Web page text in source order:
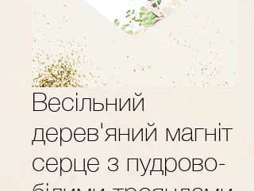
Весільний
дерев'яний магніт
серце з пудрово-